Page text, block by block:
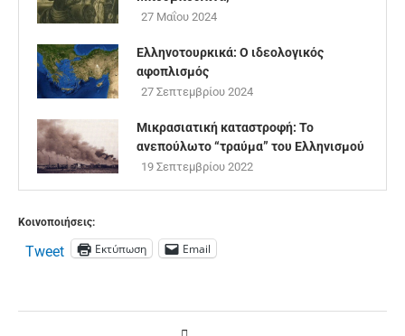
27 Μαΐου 2024
Ελληνοτουρκικά: Ο ιδεολογικός
αφοπλισμός
27 Σεπτεμβρίου 2024
Μικρασιατική καταστροφή: Το
ανεπούλωτο “τραύμα” του Ελληνισμού
19 Σεπτεμβρίου 2022
Κοινοποιήσεις:
Tweet Εκτύπωση Email